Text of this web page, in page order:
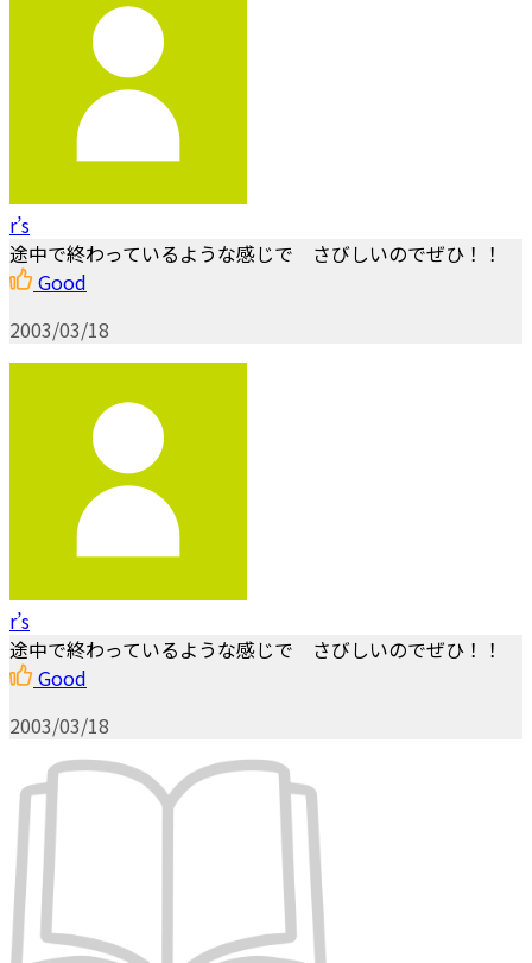
r’s
途中で終わっているような感じで さびしいのでぜひ！！
Good
2003/03/18
r’s
途中で終わっているような感じで さびしいのでぜひ！！
Good
2003/03/18